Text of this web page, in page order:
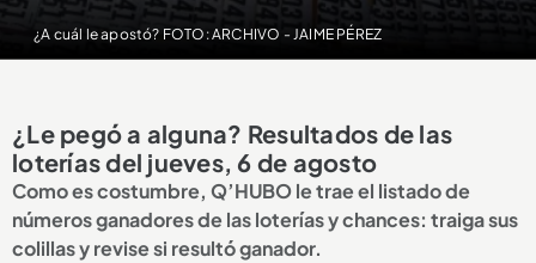
¿A cuál le apostó? FOTO: ARCHIVO - JAIME PÉREZ
¿Le pegó a alguna? Resultados de las
loterías del jueves, 6 de agosto
Como es costumbre, Q’HUBO le trae el listado de
números ganadores de las loterías y chances: traiga sus
colillas y revise si resultó ganador.